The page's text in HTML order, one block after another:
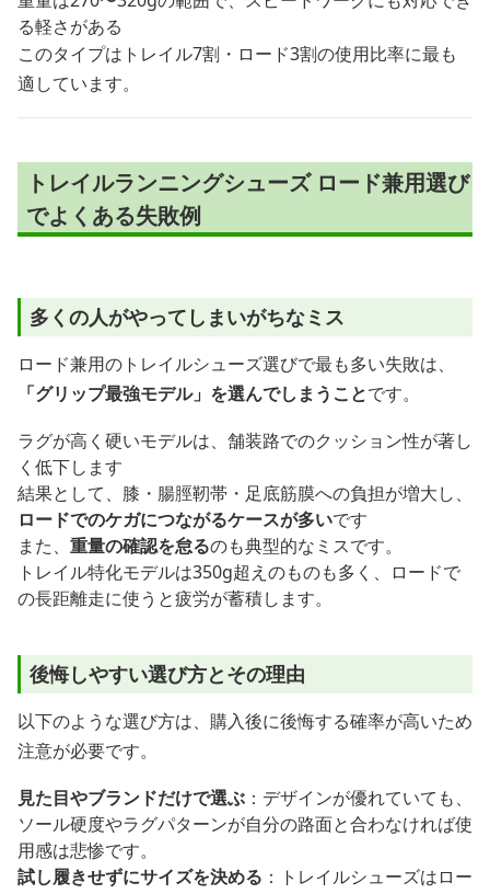
る軽さがある
このタイプはトレイル7割・ロード3割の使用比率に最も
適しています。
トレイルランニングシューズ ロード兼用選び
でよくある失敗例
多くの人がやってしまいがちなミス
ロード兼用のトレイルシューズ選びで最も多い失敗は、
「グリップ最強モデル」を選んでしまうことです。
ラグが高く硬いモデルは、舗装路でのクッション性が著し
く低下します
結果として、膝・腸脛靭帯・足底筋膜への負担が増大し、
ロードでのケガにつながるケースが多いです
また、 重量の確認を怠るのも典型的なミスです。
トレイル特化モデルは350g超えのものも多く、ロードで
の長距離走に使うと疲労が蓄積します。
後悔しやすい選び方とその理由
以下のような選び方は、購入後に後悔する確率が高いため
注意が必要です。
見た目やブランドだけで選ぶ ：デザインが優れていても、
ソール硬度やラグパターンが自分の路面と合わなければ使
用感は悲惨です。
試し履きせずにサイズを決める ：トレイルシューズはロー